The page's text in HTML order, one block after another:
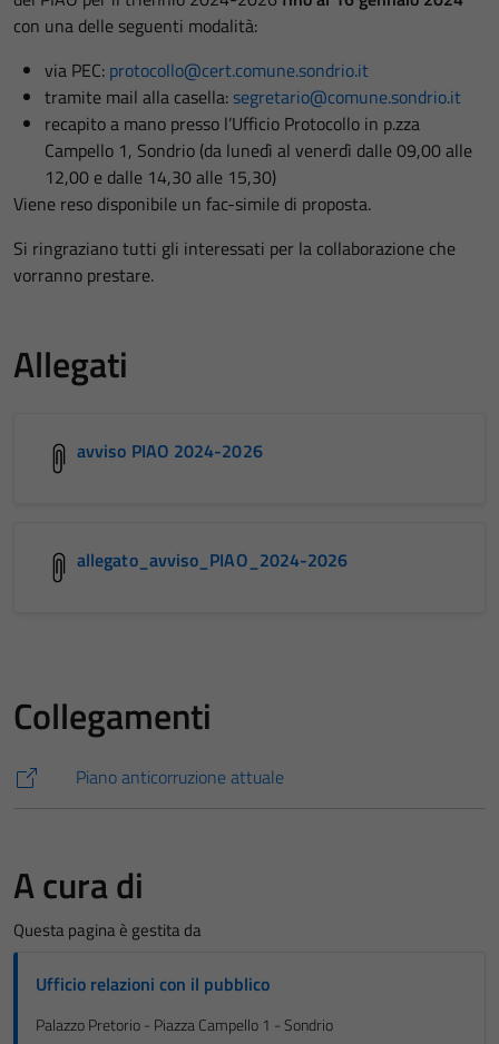
con una delle seguenti modalità:
via PEC: protocollo@cert.comune.sondrio.it
tramite mail alla casella: segretario@comune.sondrio.it
recapito a mano presso l’Ufficio Protocollo in p.zza
Campello 1, Sondrio (da lunedì al venerdì dalle 09,00 alle
12,00 e dalle 14,30 alle 15,30)
Viene reso disponibile un fac-simile di proposta.
Si ringraziano tutti gli interessati per la collaborazione che
vorranno prestare.
Allegati
avviso PIAO 2024-2026
allegato_avviso_PIAO_2024-2026
Collegamenti
Piano anticorruzione attuale
A cura di
Questa pagina è gestita da
Ufficio relazioni con il pubblico
Palazzo Pretorio - Piazza Campello 1 - Sondrio